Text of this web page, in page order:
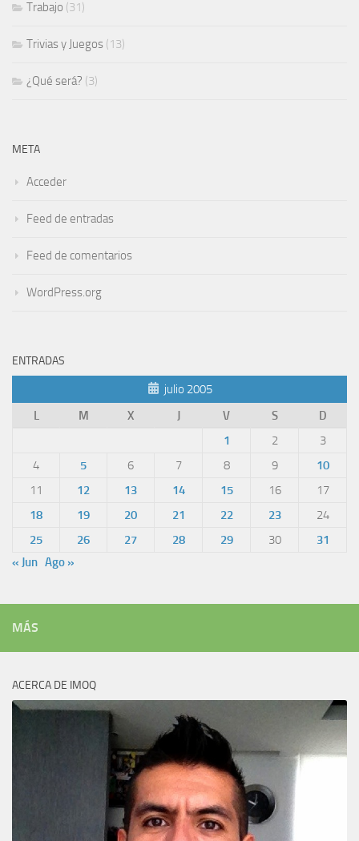
Trabajo (31)
Trivias y Juegos (13)
¿Qué será? (3)
META
Acceder
Feed de entradas
Feed de comentarios
WordPress.org
ENTRADAS
julio 2005
L
M X J V S
D
1
2
3
4
5 6 7 8 9
10
11
12 13 14 15 16
17
18
19 20 21 22 23
24
25
26 27 28 29 30
31
« Jun Ago »
MÁS
ACERCA DE IMOQ